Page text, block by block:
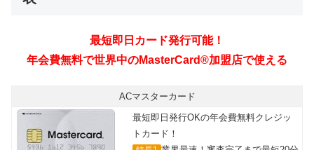
最短即日カード発行可能！
年会費無料で世界中のMasterCard®加盟店で使える
ACマスターカード
最短即日発行OKの年会費無料クレジッ
トカード！